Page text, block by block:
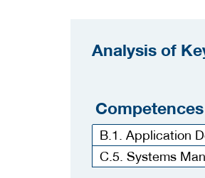
Analysis of
Competences
B.1. Application
C.5. Systems